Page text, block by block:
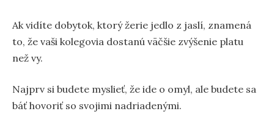
Ak vidíte dobytok, ktorý žerie jedlo z jaslí, znamená
to, že vaši kolegovia dostanú väčšie zvýšenie platu
než vy.
Najprv si budete myslieť, že ide o omyl, ale budete sa
báť hovoriť so svojimi nadriadenými.